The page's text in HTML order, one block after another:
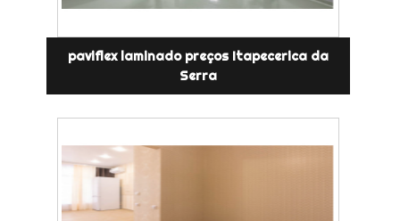
paviflex laminado preços Itapecerica da
Serra